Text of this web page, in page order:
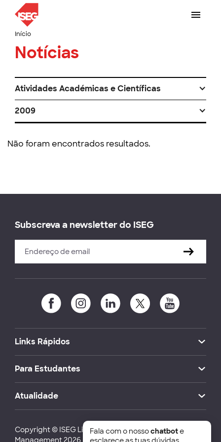
Início
Notícias
Atividades Académicas e Científicas
2009
Não foram encontrados resultados.
Subscreva a newsletter do ISEG
Links Rápidos
Para Estudantes
Atualidade
Copyright © ISEG Lisbon School of Economics and
Management 2026
Fala com o nossochatbote